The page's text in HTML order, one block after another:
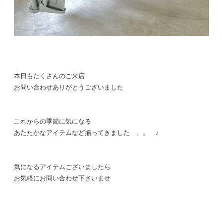
本日もたくさんのご来店
お問い合わせありがとうございました
これからの季節に気になる
あたたかなアイテムなど揃ってきました 。。 ♩
気になるアイテムございましたら
お気軽にお問い合わせ下さいませ